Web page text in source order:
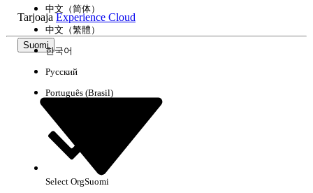
TarjoajaExperience Cloud
Suomi
中文（简体）
中文（繁體）
한국어
Русский
Português (Brasil)
Select OrgSuomi